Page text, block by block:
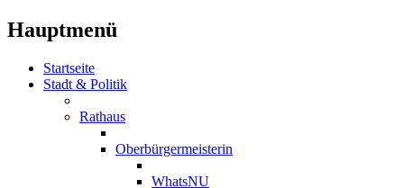
Hauptmenü
Startseite
Stadt & Politik
Rathaus
Oberbürgermeisterin
WhatsNU